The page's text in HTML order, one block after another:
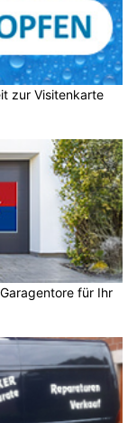
zur Visitenkarte
für Ihr